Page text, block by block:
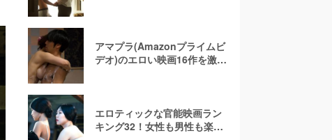
アマプラ(Amazonプライムビ
デオ)のエロい映画16作を激
エロティックな官能映画ラン
キング32！女性も男性も楽し